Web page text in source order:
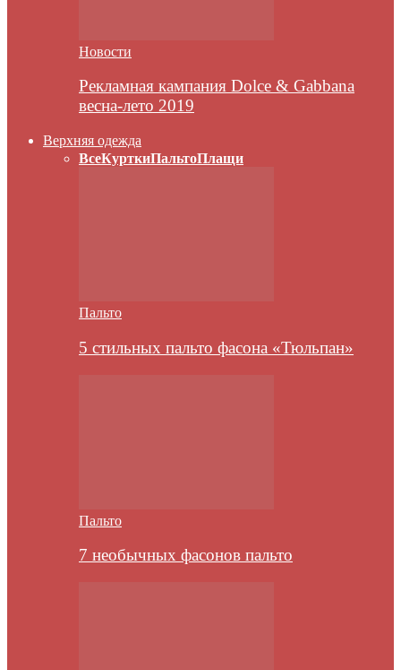
Новости
Рекламная кампания Dolce & Gabbana
весна-лето 2019
Верхняя одежда
ВсеКурткиПальтоПлащи
Пальто
5 стильных пальто фасона «Тюльпан»
Пальто
7 необычных фасонов пальто